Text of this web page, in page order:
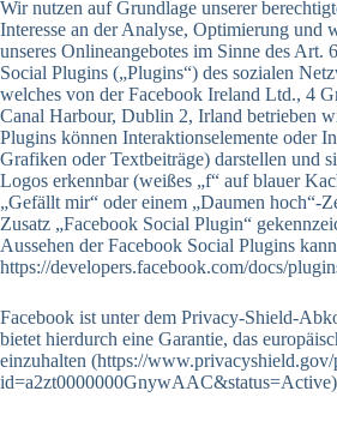
Wir nutzen auf Grundlage unserer
Interesse an der Analyse, Optimierung und
unseres Onlineangebotes im Sinne des
Social Plugins („Plugins“) des sozialen
welches von der Facebook Ireland Ltd., 4
Canal Harbour, Dublin 2, Irland betrieben
Plugins können Interaktionselemente oder
Grafiken oder Textbeiträge) darstellen und
Logos erkennbar (weißes „f“ auf blauer
„Gefällt mir“ oder einem „Daumen hoch“-
Zusatz „Facebook Social Plugin“
Aussehen der Facebook Social Plugins
https://developers.facebook.com/docs/
Facebook ist unter dem Privacy-Shield-
bietet hierdurch eine Garantie, das
einzuhalten (https://www.privacyshield.gov/